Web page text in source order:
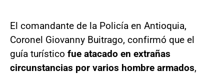
El comandante de la Policía en Antioquia,
Coronel Giovanny Buitrago, confirmó que el
guía turístico fue atacado en extrañas
circunstancias por varios hombre armados,